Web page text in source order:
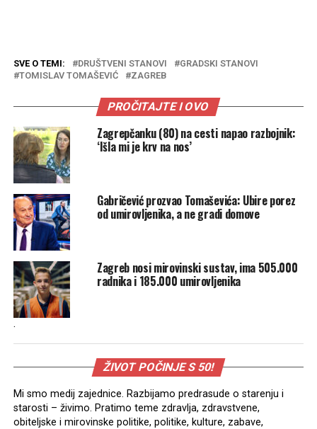
SVE O TEMI: DRUŠTVENI STANOVI
GRADSKI STANOVI
TOMISLAV TOMAŠEVIĆ
ZAGREB
PROČITAJTE I OVO
Zagrepčanku (80) na cesti napao razbojnik:
‘Išla mi je krv na nos’
Gabričević prozvao Tomaševića: Ubire porez
od umirovljenika, a ne gradi domove
Zagreb nosi mirovinski sustav, ima 505.000
radnika i 185.000 umirovljenika
.
ŽIVOT POČINJE S 50!
Mi smo medij zajednice. Razbijamo predrasude o starenju i
starosti – živimo. Pratimo teme zdravlja, zdravstvene,
obiteljske i mirovinske politike, politike, kulture, zabave,